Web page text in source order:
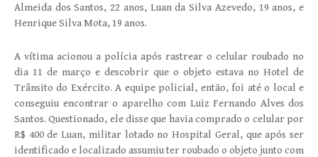
Almeida dos Santos, 22 anos, Luan da Silva Azevedo, 19 anos, e
Henrique Silva Mota, 19 anos.
A vítima acionou a polícia após rastrear o celular roubado no
dia 11 de março e descobrir que o objeto estava no Hotel de
Trânsito do Exército. A equipe policial, então, foi até o local e
conseguiu encontrar o aparelho com Luiz Fernando Alves dos
Santos. Questionado, ele disse que havia comprado o celular por
R$ 400 de Luan, militar lotado no Hospital Geral, que após ser
identificado e localizado assumiu ter roubado o objeto junto com